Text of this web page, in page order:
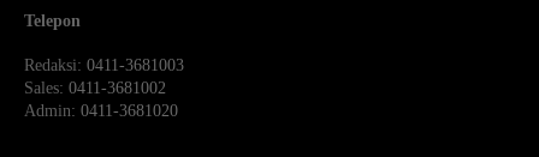
Telepon
Redaksi: 0411-3681003
Sales: 0411-3681002
Admin: 0411-3681020